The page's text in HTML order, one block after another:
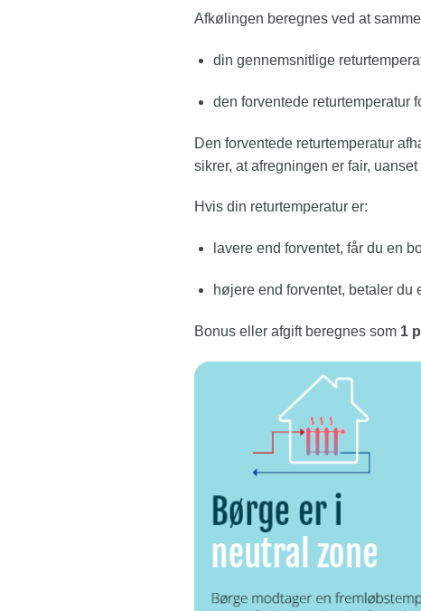
Afkølingen beregnes ved at
din gennemsnitlige
den forventede returtemperatur
Den forventede returtemperatur
sikrer, at afregningen er fair,
Hvis din returtemperatur er:
lavere end forventet, får du en
højere end forventet, betaler du
Bonus eller afgift beregnes som 1